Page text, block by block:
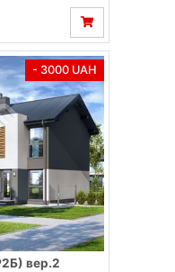
- 3000 UAH
вер.2